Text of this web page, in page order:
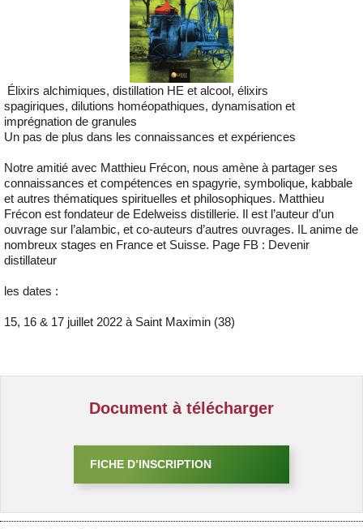
Élixirs alchimiques, distillation HE et alcool, élixirs
spagiriques, dilutions homéopathiques, dynamisation et
imprégnation de granules
Un pas de plus dans les connaissances et expériences
Notre amitié avec Matthieu Frécon, nous amène à partager ses
connaissances et compétences en spagyrie, symbolique, kabbale
et autres thématiques spirituelles et philosophiques. Matthieu
Frécon est fondateur de Edelweiss distillerie. Il est l’auteur d’un
ouvrage sur l’alambic, et co-auteurs d’autres ouvrages. IL anime de
nombreux stages en France et Suisse. Page FB : Devenir
distillateur
les dates :
15, 16 & 17 juillet 2022 à Saint Maximin (38)
Document à télécharger
FICHE D’INSCRIPTION